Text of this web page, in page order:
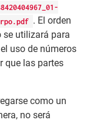
. El orden
se utilizará para
uso de números
que las partes
como un
no será